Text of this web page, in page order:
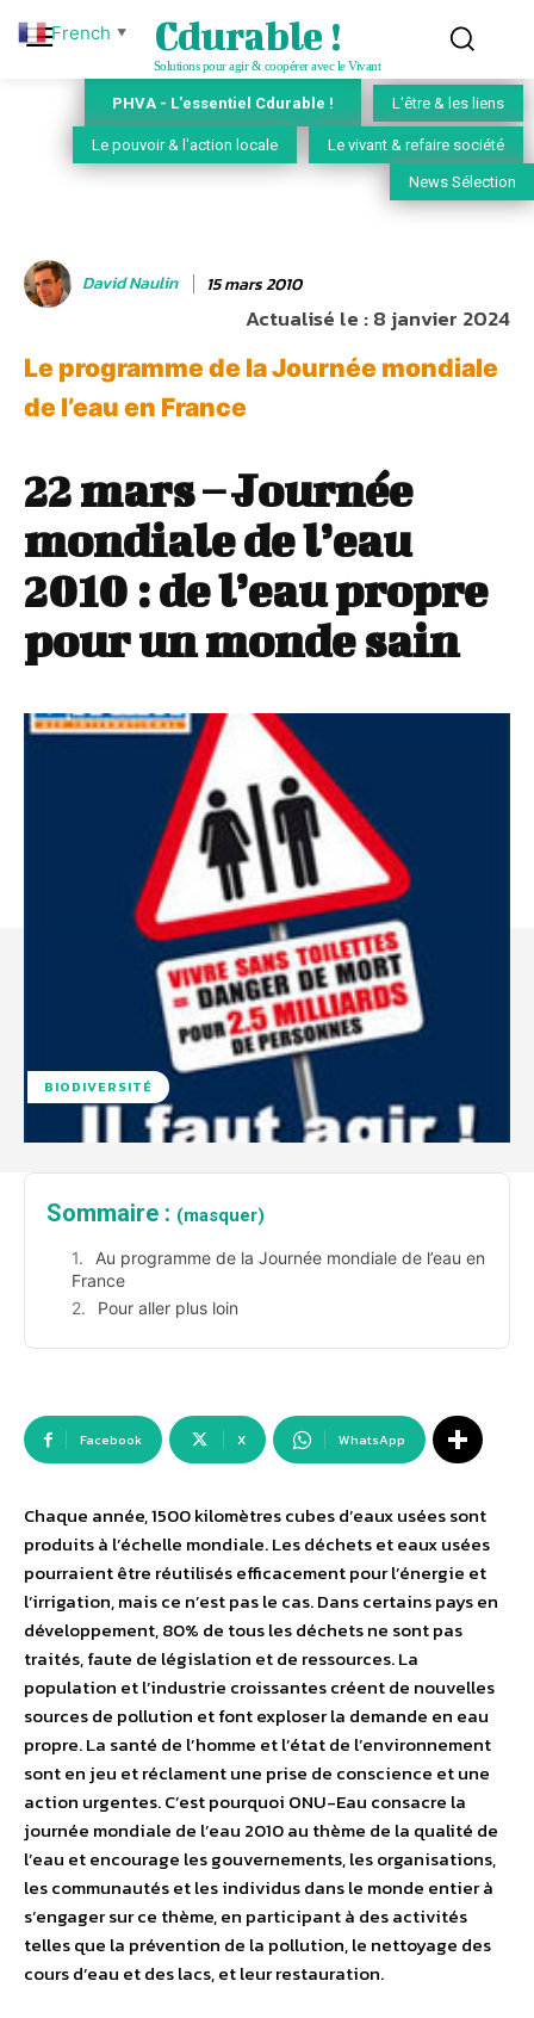
Cdurable !
Solutions pour agir & coopérer avec le Vivant
PHVA - L'essentiel Cdurable ! L'être & les liens
Le pouvoir & l'action locale Le vivant & refaire société
News Sélection
David Naulin 15 mars 2010
Actualisé le :8 janvier 2024
Le programme de la Journée mondiale
de l’eau en France
22 mars – Journée
mondiale de l’eau
2010 : de l’eau propre
pour un monde sain
BIODIVERSITÉ
Sommaire : (masquer)
Au programme de la Journée mondiale de l’eau en
France
Pour aller plus loin
Facebook X WhatsApp
Chaque année, 1500 kilomètres cubes d’eaux usées sont
produits à l’échelle mondiale. Les déchets et eaux usées
pourraient être réutilisés efficacement pour l’énergie et
l’irrigation, mais ce n’est pas le cas. Dans certains pays en
développement, 80% de tous les déchets ne sont pas
traités, faute de législation et de ressources. La
population et l’industrie croissantes créent de nouvelles
sources de pollution et font exploser la demande en eau
propre. La santé de l’homme et l’état de l’environnement
sont en jeu et réclament une prise de conscience et une
action urgentes. C’est pourquoi ONU-Eau consacre la
journée mondiale de l’eau 2010 au thème de la qualité de
l’eau et encourage les gouvernements, les organisations,
les communautés et les individus dans le monde entier à
s’engager sur ce thème, en participant à des activités
telles que la prévention de la pollution, le nettoyage des
cours d’eau et des lacs, et leur restauration.
French ▼